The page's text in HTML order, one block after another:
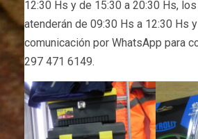
12:30 Hs y de 15:30 a 20:30 Hs,
atenderán de 09:30 Hs a 12:30 Hs
comunicación por WhatsApp para
297 471 6149.